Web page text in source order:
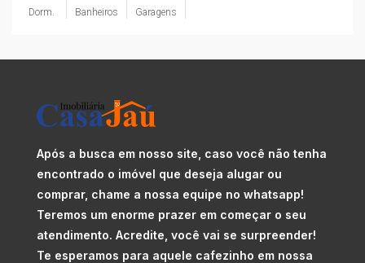
Dorm. Banheiros Garagens
Após a busca em nosso site, caso você não tenha
encontrado o imóvel que deseja alugar ou
comprar, chame a nossa equipe no whatsapp!
Teremos um enorme prazer em começar o seu
atendimento. Acredite, você vai se surpreender!
Te esperamos para aquele cafezinho em nossa